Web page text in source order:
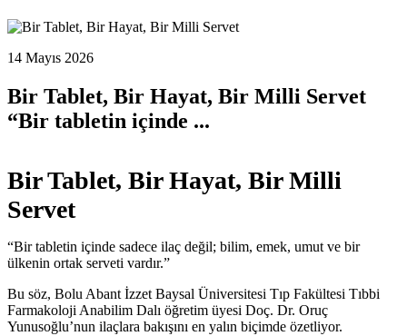
14 Mayıs 2026
Bir Tablet, Bir Hayat, Bir Milli Servet
“Bir tabletin içinde ...
Bir Tablet, Bir Hayat, Bir Milli
Servet
“Bir tabletin içinde sadece ilaç değil; bilim, emek, umut ve bir
ülkenin ortak serveti vardır.”
Bu söz, Bolu Abant İzzet Baysal Üniversitesi Tıp Fakültesi Tıbbi
Farmakoloji Anabilim Dalı öğretim üyesi Doç. Dr. Oruç
Yunusoğlu’nun ilaçlara bakışını en yalın biçimde özetliyor.